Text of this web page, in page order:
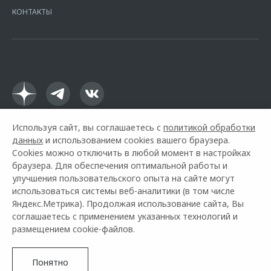
16.01.2015. Предложение ограничено и не является публичной
КОНТАКТЫ
Горячая линия OMODA: +7 (978) 320-20-20
© 2026 Черномор Авто
Используя сайт, вы соглашаетесь с политикой обработки
данных и использованием cookies вашего браузера.
Cookies можно отключить в любой момент в настройках
браузера. Для обеспечения оптимальной работы и
улучшения пользовательского опыта на сайте могут
использоваться системы веб-аналитики (в том числе
Яндекс.Метрика). Продолжая использование сайта, Вы
соглашаетесь с применением указанных технологий и
размещением cookie-файлов.
Понятно